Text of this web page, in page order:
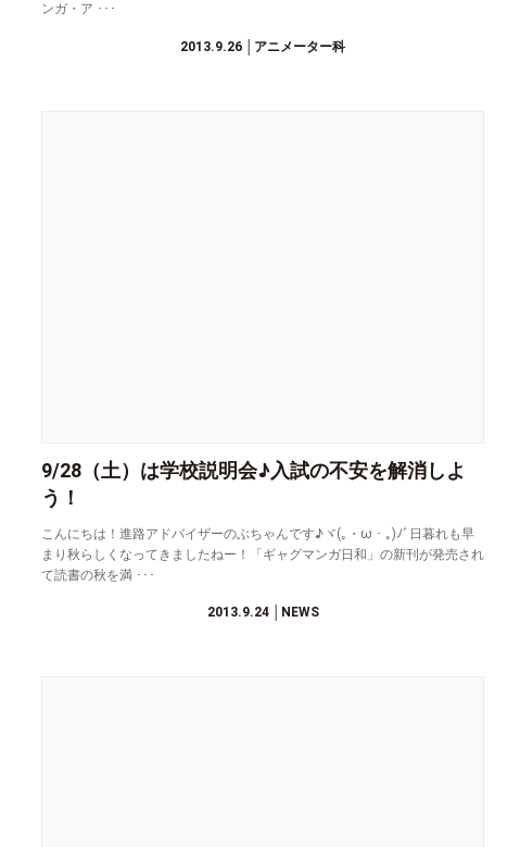
ンガ・ア ･･･
2013.9.26 │アニメーター科
9/28（土）は学校説明会♪入試の不安を解消しよ
う！
こんにちは！進路アドバイザーのぶちゃんです♪ヾ(｡・ω・｡)ﾉﾞ日暮れも早
まり秋らしくなってきましたねー！「ギャグマンガ日和」の新刊が発売され
て読書の秋を満 ･･･
2013.9.24│NEWS